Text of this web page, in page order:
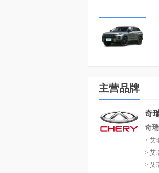
主营品牌
奇
奇
> 艾
> 艾
> 艾